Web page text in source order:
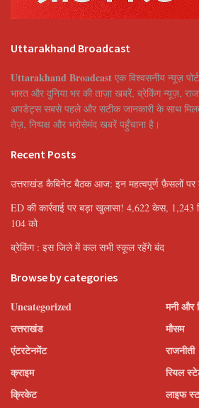
Uttarakhand Broadcast
Uttarakhand Broadcast एक विश्वसनीय न्यूज़
भारत और दुनिया भर की ताज़ा खबरें, ब्रेकिंग न्यूज़,
अपडेट्स सबसे पहले और सटीक जानकारी के साथ मिलते
तेज़, निष्पक्ष और भरोसेमंद खबरें पहुँचाना है।
Recent Posts
उत्तराखंड कैबिनेट बैठक आज: इन महत्वपूर्ण फ़ैसलों
ED की कार्रवाई पर बड़ा खुलासा! 4,622 केस, 1,243
104 को
ब्रेकिंग : इस जिले में कल सभी स्कूल रहेंगे बंद
Browse by categories
Uncategorized
उत्तराखंड
एंटरटेनमेंट
क्राइम
क्रिकेट
मनी और
मौसम
राजनीती
रियल
लाइफ